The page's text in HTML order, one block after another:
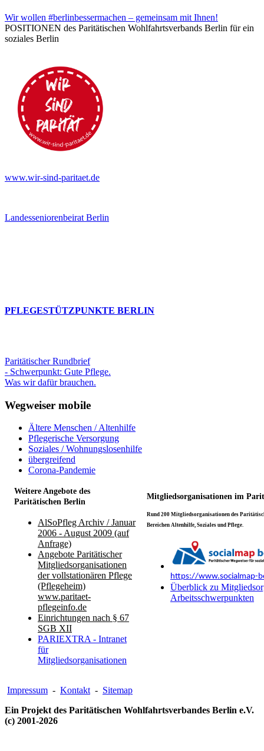
Wir wollen #berlinbessermachen – gemeinsam mit Ihnen!
POSITIONEN des Paritätischen Wohlfahrtsverbands Berlin für ein
soziales Berlin
www.wir-sind-paritaet.de
Landesseniorenbeirat Berlin
PFLEGESTÜTZPUNKTE BERLIN
Paritätischer Rundbrief
- Schwerpunkt: Gute Pflege.
Was wir dafür brauchen.
Wegweiser mobile
Ältere Menschen / Altenhilfe
Pflegerische Versorgung
Soziales / Wohnungslosenhilfe
übergreifend
Corona-Pandemie
Weitere Angebote des
Paritätischen Berlin
Mitgliedsorganisationen im
AlSoPfleg Archiv / Januar
2006 - August 2009 (auf
Anfrage)
Angebote Paritätischer
Mitgliedsorganisationen
der vollstationären Pflege
(Pflegeheim)
www.paritaet-
pflegeinfo.de
Einrichtungen nach § 67
SGB XII
PARIEXTRA - Intranet
für
Mitgliedsorganisationen
Rund 200 Mitgliedsorganisationen des
Bereichen Altenhilfe, Soziales und Pflege.
https://www.socialmap-
Überblick zu
Arbeitsschwerpunkten
Impressum - Kontakt - Sitemap
Ein Projekt des Paritätischen Wohlfahrtsverbandes Berlin e.V.
(c) 2001-2026